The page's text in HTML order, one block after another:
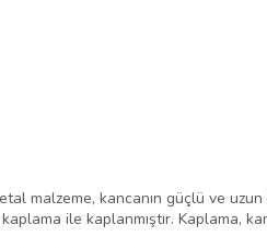
malzeme, kancanın güçlü ve uzun
ile kaplanmıştır. Kaplama,